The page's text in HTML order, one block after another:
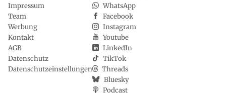
Impressum
Team
Werbung
Kontakt
AGB
Datenschutz
Datenschutzeinstellungen
WhatsApp
Facebook
Instagram
Youtube
LinkedIn
TikTok
Threads
Bluesky
Podcast